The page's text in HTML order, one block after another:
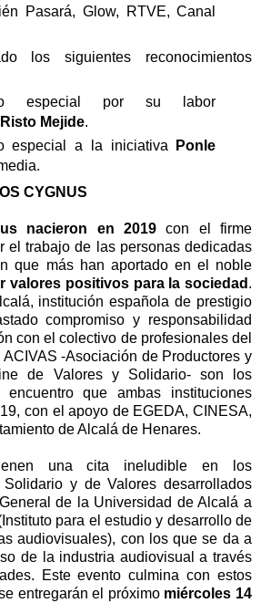
Pasará, Glow, RTVE, Canal
los siguientes reconocimientos
especial por su labor
Risto Mejide.
especial a la iniciativa
Ponle
CYGNUS
nacieron en 2019con el firme
el trabajo de las personas dedicadas
que más han aportado en el noble
valores positivos para la sociedad .
institución española de prestigio
compromiso y responsabilidad
con el colectivo de profesionales del
-Asociación de Productores y
de Valores y Solidario- son los
que ambas instituciones
con el apoyo de EGEDA, CINESA,
de Alcalá de Henares.
una cita ineludible en los
y de Valores desarrollados
de la Universidad de Alcalá a
para el estudio y desarrollo de
audiovisuales), con los que se da a
de la industria audiovisual a través
Este evento culmina con estos
entregarán el próximo miércoles 14